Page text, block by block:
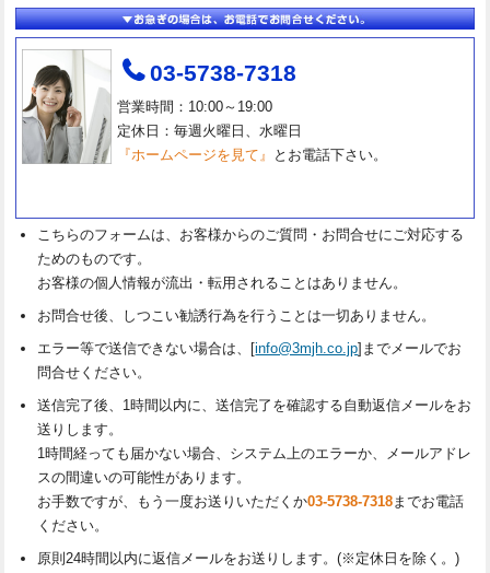
03-5738-7318
営業時間：10:00～19:00
定休日：毎週火曜日、水曜日
『ホームページを見て』
とお電話下さい。
こちらのフォームは、お客様からのご質問・お問合せにご対応する
ためのものです。
お客様の個人情報が流出・転用されることはありません。
お問合せ後、しつこい勧誘行為を行うことは一切ありません。
エラー等で送信できない場合は、[info@3mjh.co.jp]までメールでお
問合せください。
送信完了後、1時間以内に、送信完了を確認する自動返信メールをお
送りします。
1時間経っても届かない場合、システム上のエラーか、メールアドレ
スの間違いの可能性があります。
お手数ですが、もう一度お送りいただくか03-5738-7318までお電話
ください。
原則24時間以内に返信メールをお送りします。(※定休日を除く。)